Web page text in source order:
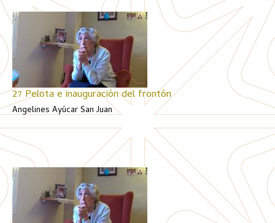
27 Pelota e inauguración del frontón
Angelines Ayúcar San Juan